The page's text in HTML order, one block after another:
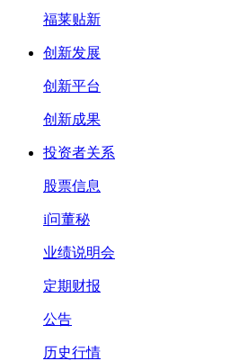
福莱贴新
创新发展
创新平台
创新成果
投资者关系
股票信息
i问董秘
业绩说明会
定期财报
公告
历史行情